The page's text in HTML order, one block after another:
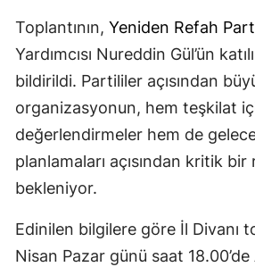
Toplantının, Yeniden Refah
Yardımcısı Nureddin Gül’ün
bildirildi. Partililer açısından
organizasyonun, hem teşkilat
değerlendirmeler hem de
planlamaları açısından kritik bir
bekleniyor.
Edinilen bilgilere göre İl Divanı
Nisan Pazar günü saat 18.00’de